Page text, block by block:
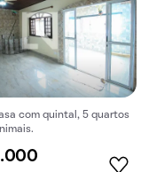
com quintal, 5 quartos